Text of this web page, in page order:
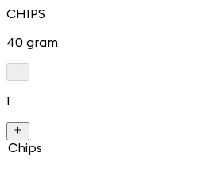
CHIPS
40 gram
1
Chips